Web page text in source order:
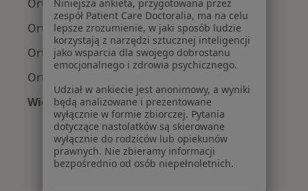
Ortopedzi z PZU Zdrowie w Łodzi
Ortopedzi z Signal Iduna w Łodzi
Ortopedzi z Compensa w Łodzi
Ortopedzi z POLMED w Łodzi
Więcej (4)
Więcej w kategorii: Najpopularniejsze
Niniejsza ankieta, przygotowana przez
zespół Patient Care Doctoralia, ma na celu
lepsze zrozumienie, w jaki sposób ludzie
korzystają z narzędzi sztucznej inteligencji
jako wsparcia dla swojego dobrostanu
emocjonalnego i zdrowia psychicznego.
Udział w ankiecie jest anonimowy, a wyniki
będą analizowane i prezentowane
wyłącznie w formie zbiorczej. Pytania
dotyczące nastolatków są skierowane
wyłącznie do rodziców lub opiekunów
prawnych. Nie zbieramy informacji
bezpośrednio od osób niepełnoletnich.